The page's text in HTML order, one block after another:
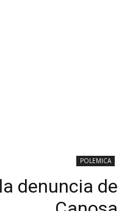
POLEMICA
denuncia de